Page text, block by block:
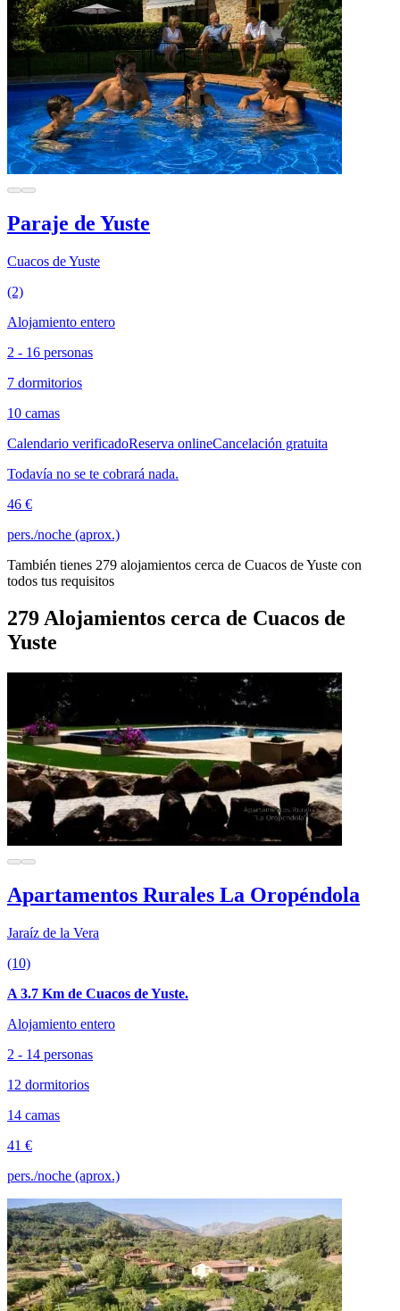
Paraje de Yuste
Cuacos de Yuste
(2)
Alojamiento entero
2 - 16 personas
7 dormitorios
10 camas
Calendario verificadoReserva onlineCancelación gratuita
Todavía no se te cobrará nada.
46 €
pers./noche (aprox.)
También tienes 279 alojamientos cerca de Cuacos de Yuste con
todos tus requisitos
279 Alojamientos cerca de Cuacos de
Yuste
Apartamentos Rurales La Oropéndola
Jaraíz de la Vera
(10)
A 3.7 Km de Cuacos de Yuste.
Alojamiento entero
2 - 14 personas
12 dormitorios
14 camas
41 €
pers./noche (aprox.)